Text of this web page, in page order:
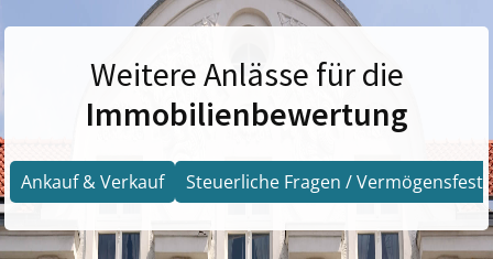
Weitere Anlässe für die
Immobilienbewertung
Ankauf & Verkauf Steuerliche Fragen /